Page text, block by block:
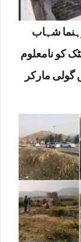
شہاب
کو نامعلوم
گولی مارکر